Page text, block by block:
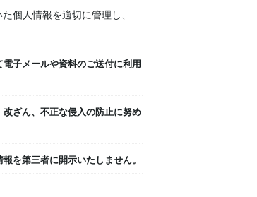
個人情報を適切に管理し、
子メールや資料のご送付に利用
ざん、不正な侵入の防止に努め
を第三者に開示いたしません。